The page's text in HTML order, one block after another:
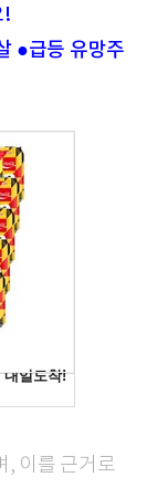
!
●급등 유망주
, 이를 근거로